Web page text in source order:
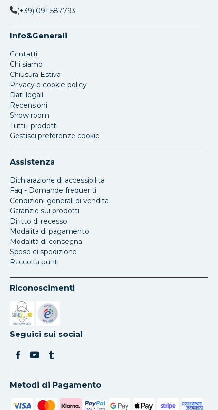
(+39) 091 587793
Info&Generali
Contatti
Chi siamo
Chiusura Estiva
Privacy e cookie policy
Dati legali
Recensioni
Show room
Tutti i prodotti
Gestisci preferenze cookie
Assistenza
Dichiarazione di accessibilita
Faq - Domande frequenti
Condizioni generali di vendita
Garanzie sui prodotti
Diritto di recesso
Modalita di pagamento
Modalità di consegna
Spese di spedizione
Raccolta punti
Riconoscimenti
Si apre in una nuova scheda
Si apre in una nuova scheda
Seguici sui social
Metodi di Pagamento